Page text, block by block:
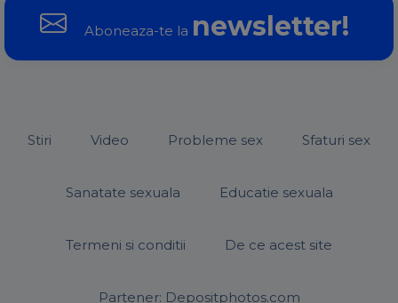
Aboneaza-te la newsletter!
Stiri Video Probleme sex Sfaturi sex
Sanatate sexuala Educatie sexuala
Termeni si conditii De ce acest site
Partener: Depositphotos.com